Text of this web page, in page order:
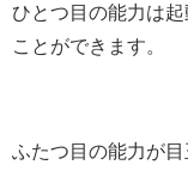
ひとつ目の能力は
ことができます。
ふたつ目の能力が